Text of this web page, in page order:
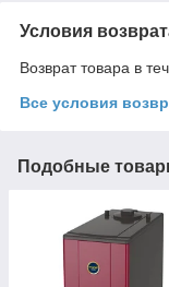
Условия
Возврат товара в
Все условия
Подобные